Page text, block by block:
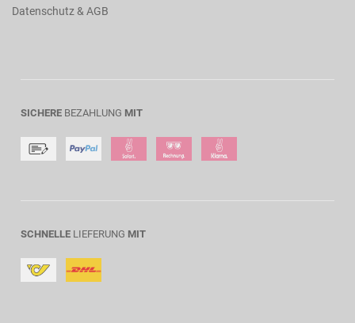
Datenschutz & AGB
SICHERE BEZAHLUNG MIT
SCHNELLE LIEFERUNG MIT